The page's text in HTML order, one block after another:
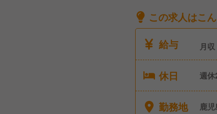
この求人はこ
給与
月収
休日
週休2日
■特
勤務地 鹿